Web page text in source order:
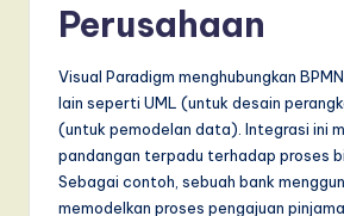
Perusahaan
Visual Paradigm menghubungkan
lain seperti UML (untuk desain
(untuk pemodelan data). Integrasi ini
pandangan terpadu terhadap proses
Sebagai contoh, sebuah bank
memodelkan proses pengajuan